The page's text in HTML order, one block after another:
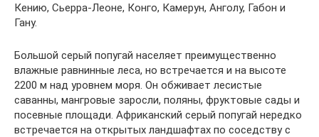
Кению, Сьерра-Леоне, Конго, Камерун, Анголу, Габон и
Гану.
Большой серый попугай населяет преимущественно
влажные равнинные леса, но встречается и на высоте
2200 м над уровнем моря. Он обживает лесистые
саванны, мангровые заросли, поляны, фруктовые сады и
посевные площади. Африканский серый попугай нередко
встречается на открытых ландшафтах по соседству с